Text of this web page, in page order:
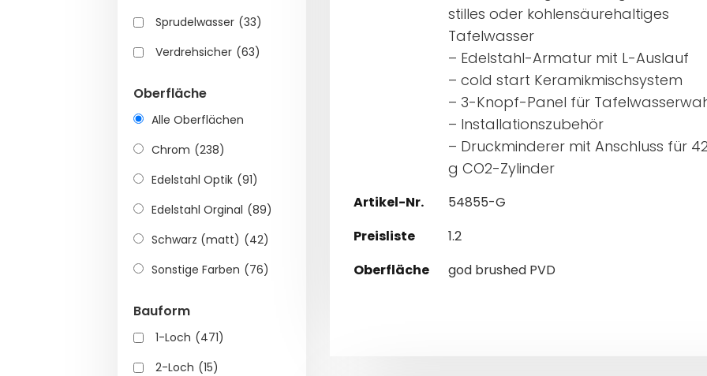
Sprudelwasser (33)
Verdrehsicher (63)
Oberfläche
Alle Oberflächen
Chrom (238)
Edelstahl Optik (91)
Edelstahl Orginal (89)
Schwarz (matt) (42)
Sonstige Farben (76)
Bauform
1-Loch (471)
2-Loch (15)
stilles oder kohlensäurehaltiges
Tafelwasser
– Edelstahl-Armatur mit L-Auslauf
– cold start Keramikmischsystem
– 3-Knopf-Panel für
– Installationszubehör
– Druckminderer mit Anschluss für
g CO2-Zylinder
Artikel-Nr.
54855-G
Preisliste
1.2
Oberfläche
god brushed PVD